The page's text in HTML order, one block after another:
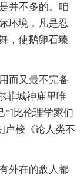
并不多的。咱
环境，凡是忍
，使鹅卵石臻
而又最不完备
菲城神庙里唯
"]比伦理学家们
卢梭《论人类不
外在的敌人都